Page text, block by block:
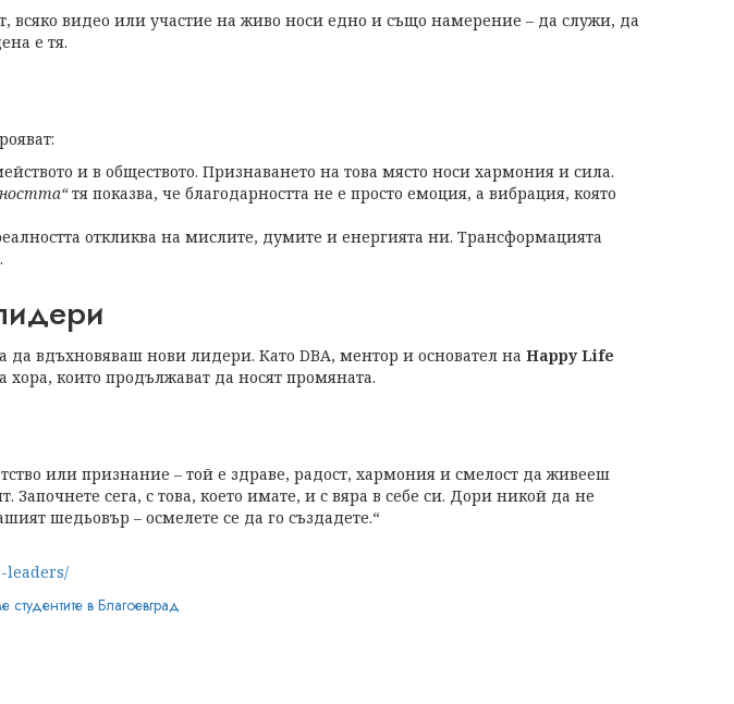
всяко видео или участие на живо носи едно и също намерение – да служи, да
е тя.
и в обществото. Признаването на това място носи хармония и сила.
тя показва, че благодарността не е просто емоция, а вибрация, която
откликва на мислите, думите и енергията ни. Трансформацията
да вдъхновяваш нови лидери. Като DBA, ментор и основател на Happy Life
хора, които продължават да носят промяната.
или признание – той е здраве, радост, хармония и смелост да живееш
сега, с това, което имате, и с вяра в себе си. Дори никой да не
шедьовър – осмелете се да го създадете.“
leaders/
в Благоевград